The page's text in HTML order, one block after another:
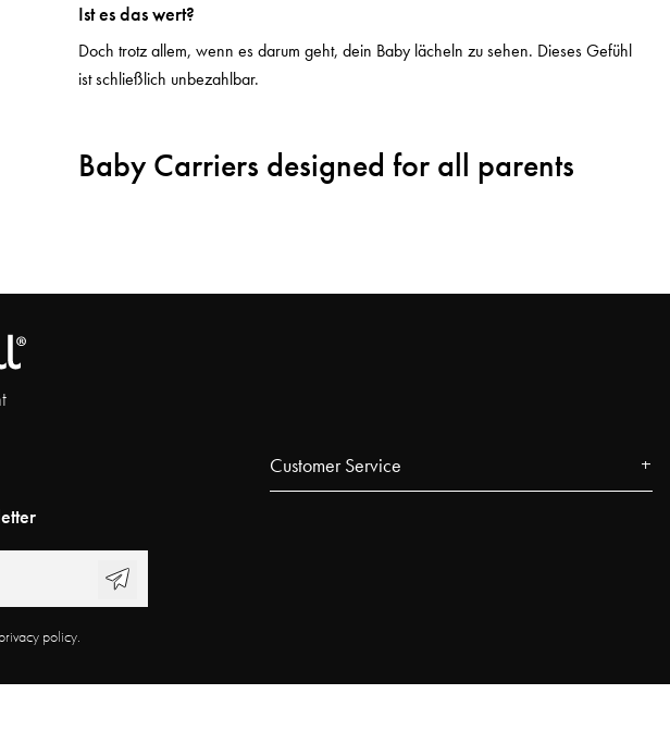
Ist es das wert?
Doch trotz allem, wenn es darum geht, dein Baby lächeln zu sehen. Dieses Gefühl
ist schließlich unbezahlbar.
Baby Carriers designed for all parents
Customer Service
policy.